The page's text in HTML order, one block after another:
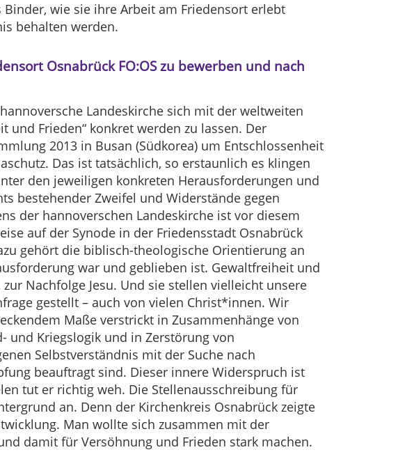
wie sie ihre Arbeit am Friedensort erlebt
behalten werden.
Osnabrück FO:OS zu bewerben und nach
Landeskirche sich mit der weltweiten
und Frieden“ konkret werden zu lassen. Der
2013 in Busan (Südkorea) um Entschlossenheit
Das ist tatsächlich, so erstaunlich es klingen
den jeweiligen konkreten Herausforderungen und
bestehender Zweifel und Widerstände gegen
der hannoverschen Landeskirche ist vor diesem
auf der Synode in der Friedensstadt Osnabrück
gehört die biblisch-theologische Orientierung an
war und geblieben ist. Gewaltfreiheit und
Nachfolge Jesu. Und sie stellen vielleicht unsere
gestellt – auch von vielen Christ*innen. Wir
Maße verstrickt in Zusammenhänge von
und Kriegslogik und in Zerstörung von
Selbstverständnis mit der Suche nach
beauftragt sind. Dieser innere Widerspruch ist
tut er richtig weh. Die Stellenausschreibung für
an. Denn der Kirchenkreis Osnabrück zeigte
Man wollte sich zusammen mit der
damit für Versöhnung und Frieden stark machen.